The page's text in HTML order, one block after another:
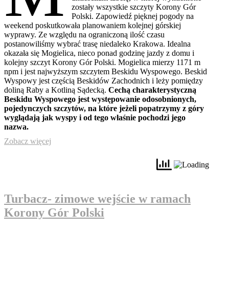
zostały wszystkie szczyty Korony Gór
Polski. Zapowiedź pięknej pogody na
weekend poskutkowała planowaniem kolejnej górskiej
wyprawy. Ze względu na ograniczoną ilość czasu
postanowiliśmy wybrać trasę niedaleko Krakowa. Idealna
okazała się Mogielica, nieco ponad godzinę jazdy z domu i
kolejny szczyt Korony Gór Polski. Mogielica mierzy 1171 m
npm i jest najwyższym szczytem Beskidu Wyspowego. Beskid
Wyspowy jest częścią Beskidów Zachodnich i leży pomiędzy
doliną Raby a Kotliną Sądecką. Cechą charakterystyczną
Beskidu Wyspowego jest występowanie odosobnionych,
pojedynczych szczytów, na które jeżeli popatrzymy z góry
wyglądają jak wyspy i od tego właśnie pochodzi jego
nazwa.
Zobacz więcej
Turbacz- zimowe wejście w ramach
Korony Gór Polski